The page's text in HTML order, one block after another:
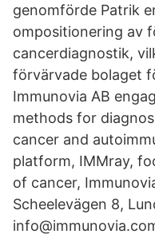
genomförde Patrik
ompositionering av
cancerdiagnostik,
förvärvade bolaget
Immunovia AB
methods for
cancer and
platform, IMMray,
of cancer,
Scheelevägen 8,